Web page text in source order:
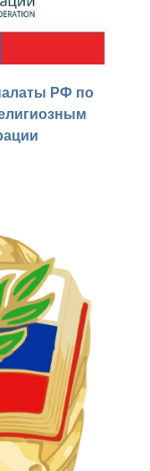
РФ по